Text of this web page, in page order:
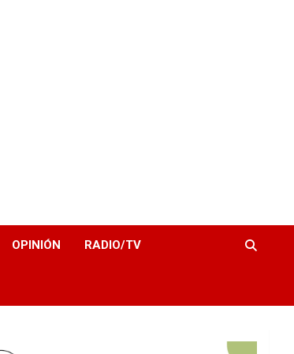
OPINIÓN RADIO/TV